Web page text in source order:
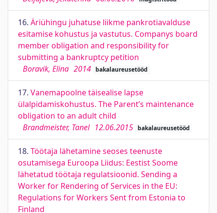
16. Äriühingu juhatuse liikme pankrotiavalduse
esitamise kohustus ja vastutus. Companys board
member obligation and responsibility for
submitting a bankruptcy petition
Boravik, Elina 2014 bakalaureusetööd
17. Vanemapoolne täisealise lapse
ülalpidamiskohustus. The Parent’s maintenance
obligation to an adult child
Brandmeister, Tanel 12.06.2015 bakalaureusetööd
18. Töötaja lähetamine seoses teenuste
osutamisega Euroopa Liidus: Eestist Soome
lähetatud töötaja regulatsioonid. Sending a
Worker for Rendering of Services in the EU:
Regulations for Workers Sent from Estonia to
Finland